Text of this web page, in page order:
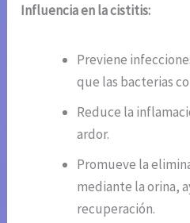
Influencia en la cistitis:
Previene
que las bacterias
Reduce la
ardor.
Promueve la
mediante la orina,
recuperación.